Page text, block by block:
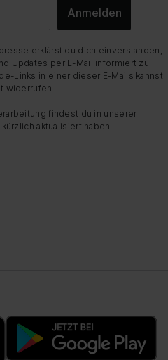
Anmelden
erklärst du dich einverstanden,
Updates per E-Mail informiert zu
Links in einer dieser E-Mails kannst
widerrufen.
findest du in unserer
kürzlich aktualisiert haben.